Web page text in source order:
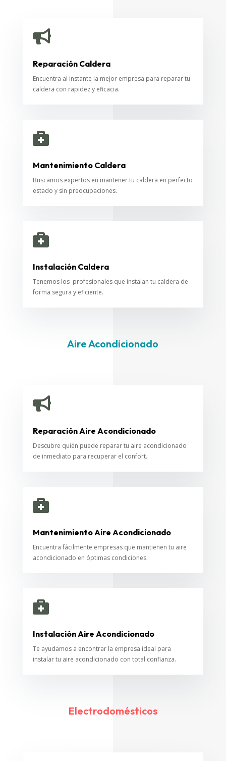

Reparación Caldera
Encuentra al instante la mejor empresa para reparar tu
caldera con rapidez y eficacia.

Mantenimiento Caldera
Buscamos expertos en mantener tu caldera en perfecto
estado y sin preocupaciones.

Instalación Caldera
Tenemos los profesionales que instalan tu caldera de
forma segura y eficiente.
Aire Acondicionado

Reparación Aire Acondicionado
Descubre quién puede reparar tu aire acondicionado
de inmediato para recuperar el confort.

Mantenimiento Aire Acondicionado
Encuentra fácilmente empresas que mantienen tu aire
acondicionado en óptimas condiciones.

Instalación Aire Acondicionado
Te ayudamos a encontrar la empresa ideal para
instalar tu aire acondicionado con total confianza.
Electrodomésticos